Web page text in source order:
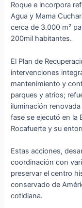
Roque e incorpora
Agua y Mama
cerca de 3.000 m²
200mil habitantes.
El Plan de
intervenciones
mantenimiento y
parques y atrios;
iluminación
fase se ejecutó en la
Rocafuerte y su
Estas acciones,
coordinación con
preservar el centro
conservado de
cotidiana.